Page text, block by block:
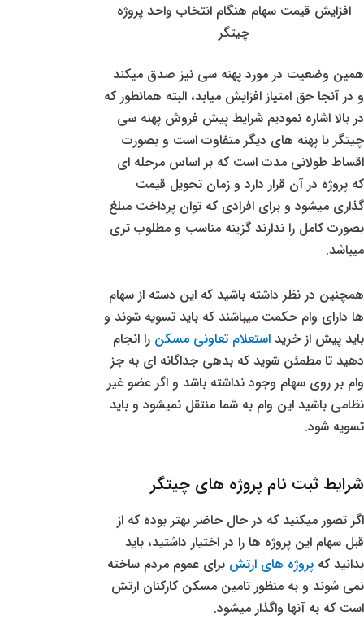
افزایش قیمت سهام هنگام انتخاب واحد پروژه
چیتگر
همین وضعیت در مورد پهنه سی نیز صدق میکند
و در آنجا حق امتیاز افزایش میابد، البته همانطور که
در بالا اشاره نمودیم شرایط پیش فروش پهنه سی
چیتگر با پهنه های دیگر متفاوت است و بصورت
اقساط طولانی مدت است که بر اساس مرحله ای
که پروژه در آن قرار دارد و زمان تحویل قیمت
گذاری میشود و برای افرادی که توان پرداخت مبلغ
بصورت کامل را ندارند گزینه مناسب و مطلوب تری
میباشد.
همچنین در نظر داشته باشید که این دسته از سهام
ها دارای وام حکمت میباشند که باید تسویه شوند و
باید پیش از خرید استعلام تعاونی مسکن را انجام
دهید تا مطمئن شوید که بدهی جداگانه ای به جز
وام بر روی سهام وجود نداشته باشد و اگر عضو غیر
نظامی باشید این وام به شما منتقل نمیشود و باید
تسویه شود.
شرایط ثبت نام پروژه های چیتگر
اگر تصور میکنید که در حال حاضر بهتر بوده که از
قبل سهام این پروژه ها را در اختیار داشتید، باید
بدانید که پروژه های ارتش برای عموم مردم ساخته
نمی شوند و به منظور تامین مسکن کارکنان ارتش
است که به آنها واگذار میشود.